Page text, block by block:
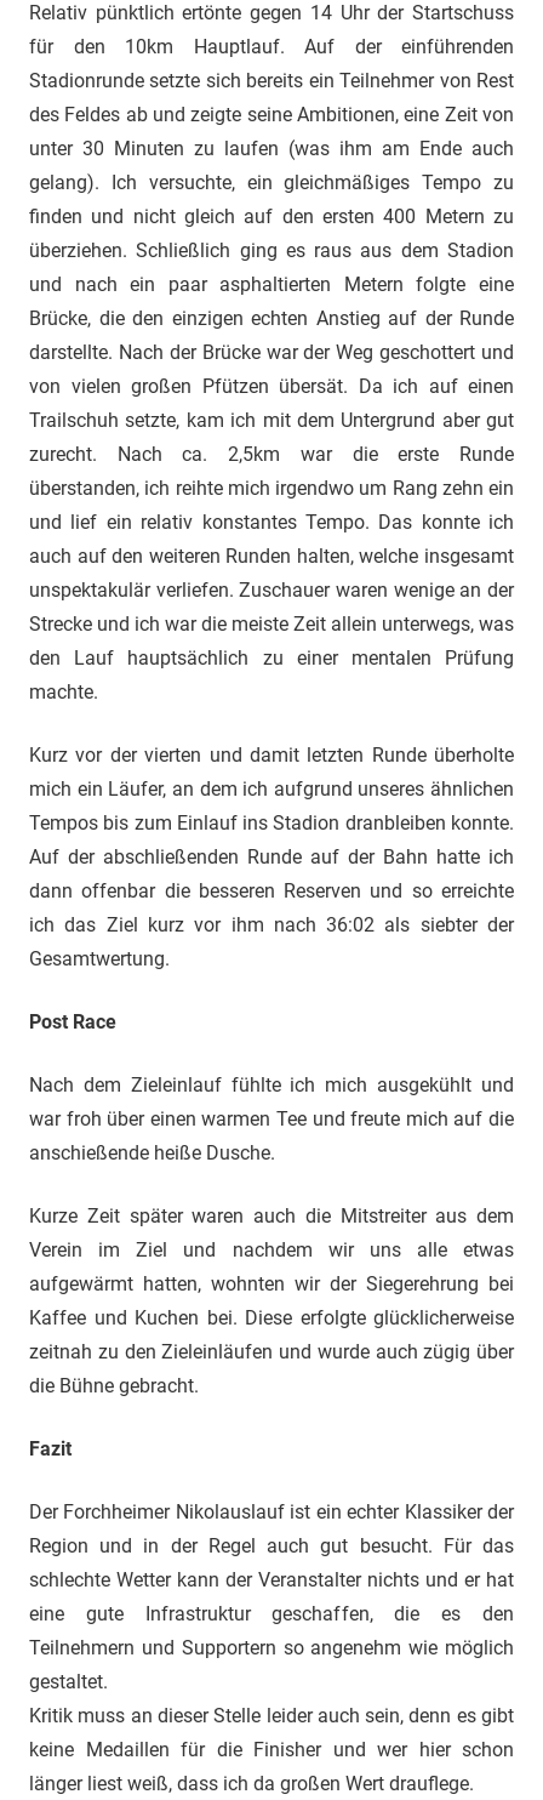
Relativ pünktlich ertönte gegen 14 Uhr der Startschuss
für den 10km Hauptlauf. Auf der einführenden
Stadionrunde setzte sich bereits ein Teilnehmer von Rest
des Feldes ab und zeigte seine Ambitionen, eine Zeit von
unter 30 Minuten zu laufen (was ihm am Ende auch
gelang). Ich versuchte, ein gleichmäßiges Tempo zu
finden und nicht gleich auf den ersten 400 Metern zu
überziehen. Schließlich ging es raus aus dem Stadion
und nach ein paar asphaltierten Metern folgte eine
Brücke, die den einzigen echten Anstieg auf der Runde
darstellte. Nach der Brücke war der Weg geschottert und
von vielen großen Pfützen übersät. Da ich auf einen
Trailschuh setzte, kam ich mit dem Untergrund aber gut
zurecht. Nach ca. 2,5km war die erste Runde
überstanden, ich reihte mich irgendwo um Rang zehn ein
und lief ein relativ konstantes Tempo. Das konnte ich
auch auf den weiteren Runden halten, welche insgesamt
unspektakulär verliefen. Zuschauer waren wenige an der
Strecke und ich war die meiste Zeit allein unterwegs, was
den Lauf hauptsächlich zu einer mentalen Prüfung
machte.
Kurz vor der vierten und damit letzten Runde überholte
mich ein Läufer, an dem ich aufgrund unseres ähnlichen
Tempos bis zum Einlauf ins Stadion dranbleiben konnte.
Auf der abschließenden Runde auf der Bahn hatte ich
dann offenbar die besseren Reserven und so erreichte
ich das Ziel kurz vor ihm nach 36:02 als siebter der
Gesamtwertung.
Post Race
Nach dem Zieleinlauf fühlte ich mich ausgekühlt und
war froh über einen warmen Tee und freute mich auf die
anschießende heiße Dusche.
Kurze Zeit später waren auch die Mitstreiter aus dem
Verein im Ziel und nachdem wir uns alle etwas
aufgewärmt hatten, wohnten wir der Siegerehrung bei
Kaffee und Kuchen bei. Diese erfolgte glücklicherweise
zeitnah zu den Zieleinläufen und wurde auch zügig über
die Bühne gebracht.
Fazit
Der Forchheimer Nikolauslauf ist ein echter Klassiker der
Region und in der Regel auch gut besucht. Für das
schlechte Wetter kann der Veranstalter nichts und er hat
eine gute Infrastruktur geschaffen, die es den
Teilnehmern und Supportern so angenehm wie möglich
gestaltet.
Kritik muss an dieser Stelle leider auch sein, denn es gibt
keine Medaillen für die Finisher und wer hier schon
länger liest weiß, dass ich da großen Wert drauflege.